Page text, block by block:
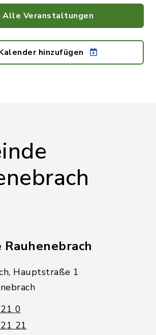
Alle Veranstaltungen
hinzufügen
Rauhenebrach
Hauptstraße 1
0
21